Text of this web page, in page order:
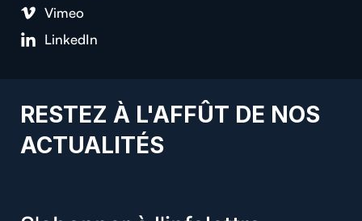
Vimeo
LinkedIn
RESTEZ À L'AFFÛT DE NOS
ACTUALITÉS